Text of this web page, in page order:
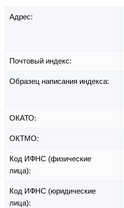
Адрес:
Почтовый индекс:
Образец написания индекса:
ОКАТО:
ОКТМО:
Код ИФНС (физические
лица):
Код ИФНС (юридические
лица):